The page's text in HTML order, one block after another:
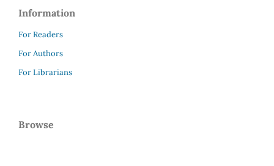
Information
For Readers
For Authors
For Librarians
Browse